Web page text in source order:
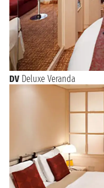
DV Deluxe Veranda